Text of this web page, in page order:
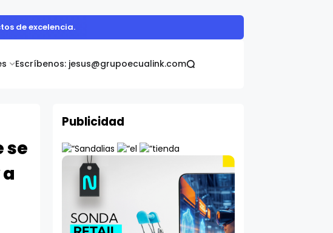
Escríbenos: jesus@grupoecualink.com
Diplomática Galo Plaza
se
Publicidad